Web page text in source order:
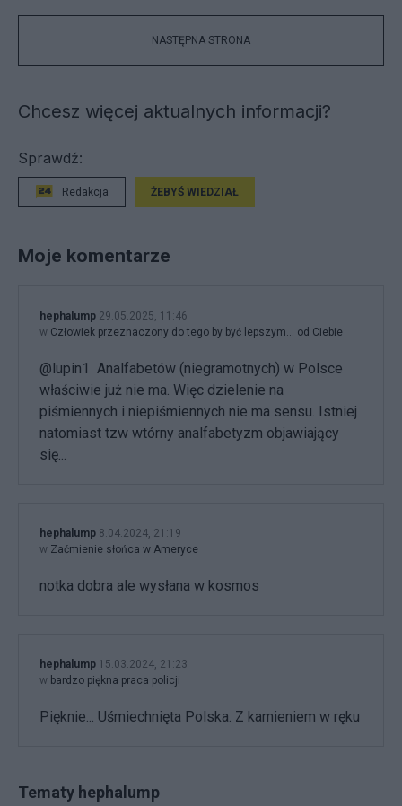
NASTĘPNA STRONA
Chcesz więcej aktualnych informacji?
Sprawdź:
Redakcja ŻEBYŚ WIEDZIAŁ
Moje komentarze
hephalump 29.05.2025, 11:46
w Człowiek przeznaczony do tego by być lepszym... od Ciebie
@lupin1 Analfabetów (niegramotnych) w Polsce
właściwie już nie ma. Więc dzielenie na
piśmiennych i niepiśmiennych nie ma sensu. Istniej
natomiast tzw wtórny analfabetyzm objawiający
się...
hephalump 8.04.2024, 21:19
w Zaćmienie słońca w Ameryce
notka dobra ale wysłana w kosmos
hephalump 15.03.2024, 21:23
w bardzo piękna praca policji
Pięknie... Uśmiechnięta Polska. Z kamieniem w ręku
Tematy hephalump